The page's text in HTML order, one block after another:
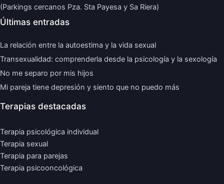
(Parkings cercanos Pza. Sta Payesa y Sa Riera)
Últimas entradas
La relación entre la autoestima y la vida sexual
Transexualidad: comprenderla desde la psicología y la sexología
No me separo por mis hijos
Mi pareja tiene depresión y siento que no puedo más
Terapias destacadas
Terapia psicológica individual
Terapia sexual
Terapia para parejas
Terapia psicooncológica